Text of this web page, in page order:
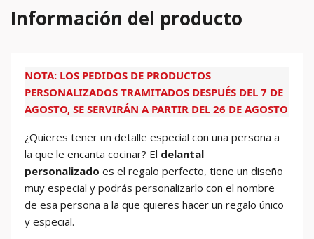
Información del producto
NOTA: LOS PEDIDOS DE PRODUCTOS
PERSONALIZADOS TRAMITADOS DESPUÉS DEL 7 DE
AGOSTO, SE SERVIRÁN A PARTIR DEL 26 DE AGOSTO
¿Quieres tener un detalle especial con una persona a
la que le encanta cocinar? El delantal
personalizado es el regalo perfecto, tiene un diseño
muy especial y podrás personalizarlo con el nombre
de esa persona a la que quieres hacer un regalo único
y especial.